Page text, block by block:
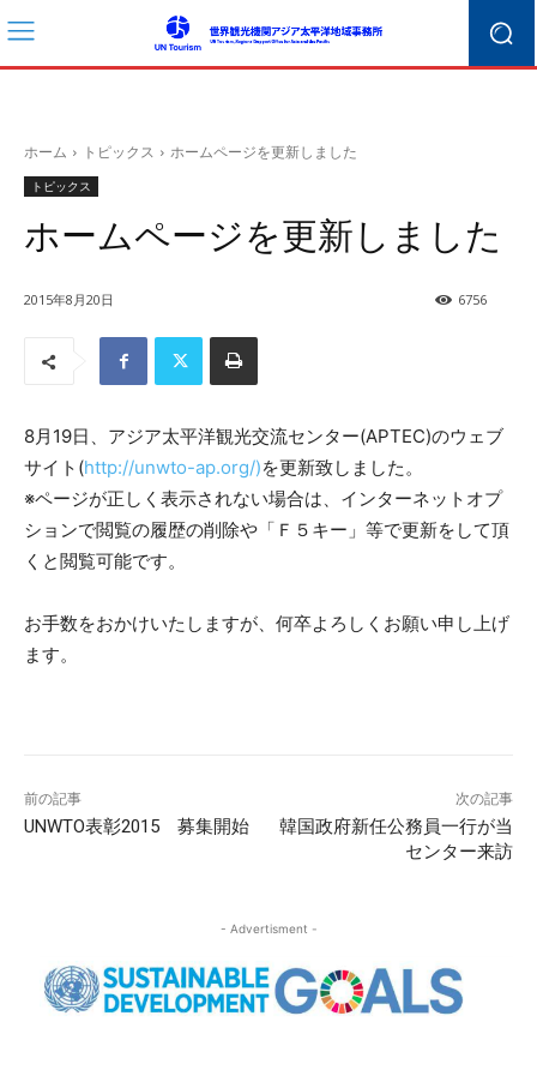
ホーム トピックス ホームページを更新しました
トピックス
ホームページを更新しました
2015年8月20日 6756
8月19日、アジア太平洋観光交流センター(APTEC)のウェブ
サイト(http://unwto-ap.org/)を更新致しました。
※ページが正しく表示されない場合は、インターネットオプ
ションで閲覧の履歴の削除や「Ｆ５キー」等で更新をして頂
くと閲覧可能です。
お手数をおかけいたしますが、何卒よろしくお願い申し上げ
ます。
前の記事
UNWTO表彰2015 募集開始
次の記事
韓国政府新任公務員一行が当
センター来訪
- Advertisment -